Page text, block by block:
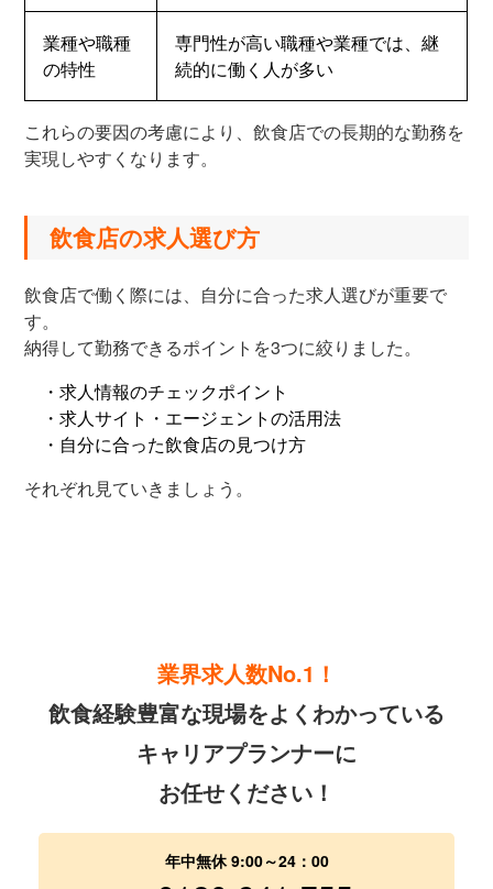
業種や職種
の特性
専門性が高い職種や業種では、継
続的に働く人が多い
これらの要因の考慮により、飲食店での長期的な勤務を
実現しやすくなります。
飲食店の求人選び方
飲食店で働く際には、自分に合った求人選びが重要で
す。
納得して勤務できるポイントを3つに絞りました。
・求人情報のチェックポイント
・求人サイト・エージェントの活用法
・自分に合った飲食店の見つけ方
それぞれ見ていきましょう。
業界求人数No.1！
飲食経験豊富な現場をよくわかっている
キャリアプランナーに
お任せください！
年中無休 9:00～24：00